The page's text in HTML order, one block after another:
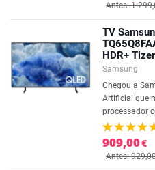
Antes:
TV
HDR+
Samsung
Chegou a
Artificial que
processador
909,00€
Antes: